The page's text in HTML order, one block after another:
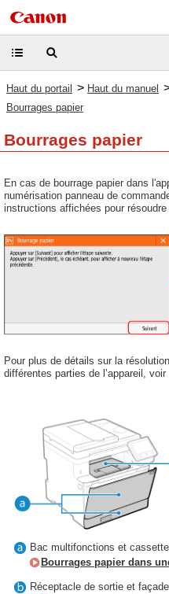
Haut du portail > Haut du manuel
Bourrages papier
Bourrages papier
En cas de bourrage papier dans
numérisation panneau de
instructions affichées pour résoudre
Pour plus de détails sur la
différentes parties de l’appareil,
Bac multifonctions et
Bourrages papier dans
Réceptacle de sortie et